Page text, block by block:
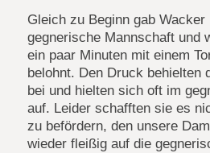
Gleich zu Beginn gab
gegnerische Mannschaft und
ein paar Minuten mit einem
belohnt. Den Druck behielten
bei und hielten sich oft im
auf. Leider schafften sie es
zu befördern, den unsere
wieder fleißig auf die